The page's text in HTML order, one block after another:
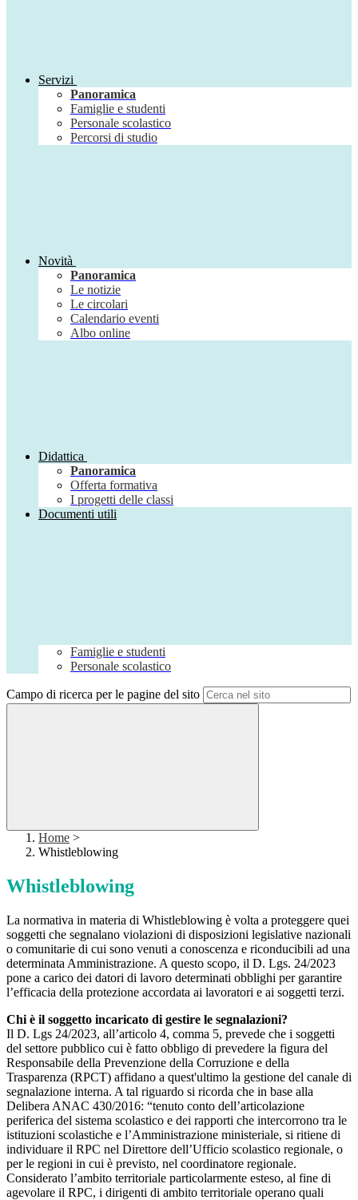
Servizi
Panoramica
Famiglie e studenti
Personale scolastico
Percorsi di studio
Novità
Panoramica
Le notizie
Le circolari
Calendario eventi
Albo online
Didattica
Panoramica
Offerta formativa
I progetti delle classi
Documenti utili
Famiglie e studenti
Personale scolastico
Campo di ricerca per le pagine del sito
Home >
Whistleblowing
Whistleblowing
La normativa in materia di Whistleblowing è volta a proteggere quei
soggetti che segnalano violazioni di disposizioni legislative nazionali
o comunitarie di cui sono venuti a conoscenza e riconducibili ad una
determinata Amministrazione. A questo scopo, il D. Lgs. 24/2023
pone a carico dei datori di lavoro determinati obblighi per garantire
l’efficacia della protezione accordata ai lavoratori e ai soggetti terzi.
Chi è il soggetto incaricato di gestire le segnalazioni?
Il D. Lgs 24/2023, all’articolo 4, comma 5, prevede che i soggetti
del settore pubblico cui è fatto obbligo di prevedere la figura del
Responsabile della Prevenzione della Corruzione e della
Trasparenza (RPCT) affidano a quest'ultimo la gestione del canale di
segnalazione interna. A tal riguardo si ricorda che in base alla
Delibera ANAC 430/2016: “tenuto conto dell’articolazione
periferica del sistema scolastico e dei rapporti che intercorrono tra le
istituzioni scolastiche e l’Amministrazione ministeriale, si ritiene di
individuare il RPC nel Direttore dell’Ufficio scolastico regionale, o
per le regioni in cui è previsto, nel coordinatore regionale.
Considerato l’ambito territoriale particolarmente esteso, al fine di
agevolare il RPC, i dirigenti di ambito territoriale operano quali